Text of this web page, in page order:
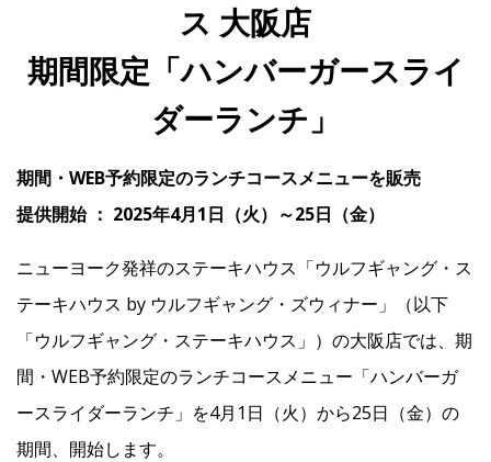
Wedding
IR
よくあるご質問 IRお問い合わせ 免責事項
Franchise
ス 大阪店
期間限定「ハンバーガースライ
ダーランチ」
期間・WEB予約限定のランチコースメニューを販売
提供開始 ： 2025年4月1日（火）～25日（金）
ニューヨーク発祥のステーキハウス「ウルフギャング・ス
テーキハウス by ウルフギャング・ズウィナー」（以下
「ウルフギャング・ステーキハウス」）の大阪店では、期
間・WEB予約限定のランチコースメニュー「ハンバーガ
ースライダーランチ」を4月1日（火）から25日（金）の
期間、開始します。